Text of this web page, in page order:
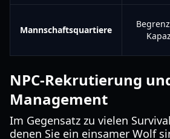
Mannschaftsquartiere
NPC-Rekrutierung
Management
Im Gegensatz zu vielen
denen Sie ein einsamer Wolf